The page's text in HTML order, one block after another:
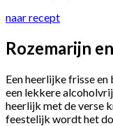
naar recept
Rozemarijn
Een heerlijke frisse
een lekkere
heerlijk met de verse
feestelijk wordt het